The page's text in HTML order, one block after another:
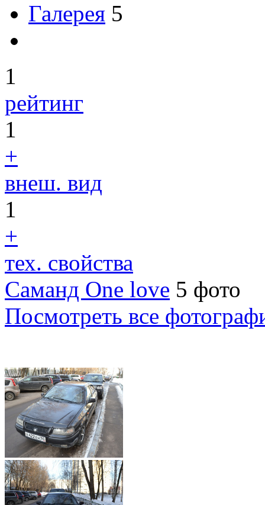
Галерея 5
1
рейтинг
1
+
внеш. вид
1
+
тех. свойства
Саманд One love 5 фото
Посмотреть все